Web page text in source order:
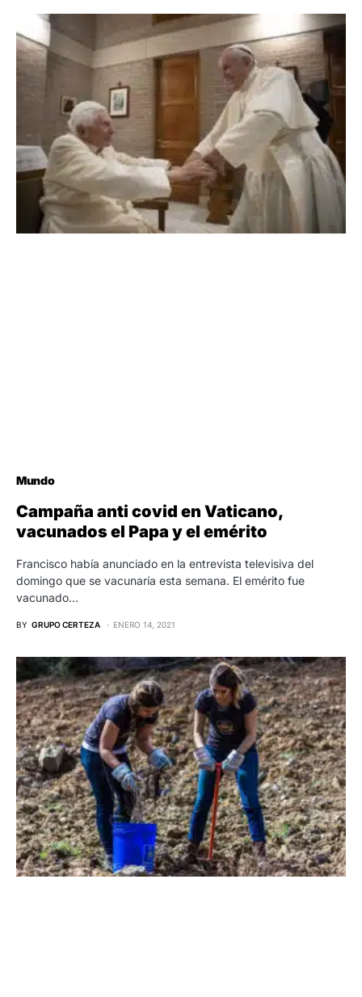
Mundo
Campaña anti covid en Vaticano,
vacunados el Papa y el emérito
Francisco había anunciado en la entrevista televisiva del
domingo que se vacunaría esta semana. El emérito fue
vacunado…
BY GRUPO CERTEZA ENERO 14, 2021